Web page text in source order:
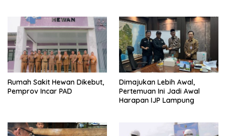
Rumah Sakit Hewan Dikebut,
Pemprov Incar PAD
Dimajukan Lebih Awal,
Pertemuan Ini Jadi Awal
Harapan IJP Lampung